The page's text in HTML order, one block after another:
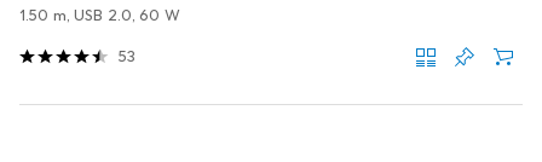
1.50 m, USB 2.0, 60 W
53